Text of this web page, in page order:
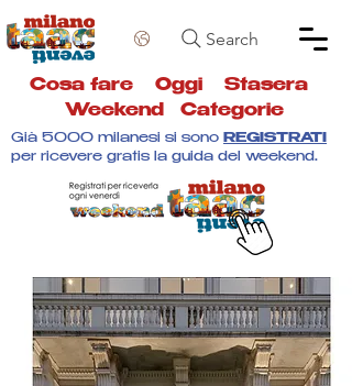
Search
Cosa fare Oggi Stasera
Weekend
Categorie
Già 5000 milanesi si sono REGISTRATI
per ricevere gratis la guida del weekend.